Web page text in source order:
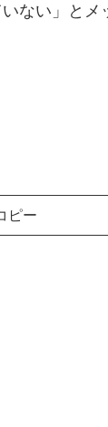
ない」とメ
ピー